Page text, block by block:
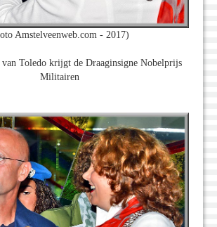
Amstelveenweb.com - 2017)
Toledo krijgt de Draaginsigne Nobelprijs
Militairen